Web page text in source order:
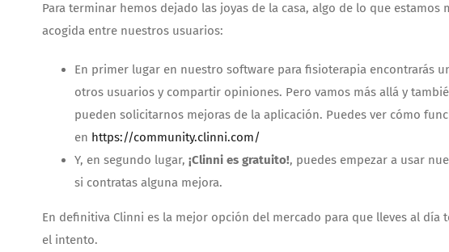
Para terminar hemos dejado las joyas de la casa, algo de lo que
acogida entre nuestros usuarios:
En primer lugar en nuestro software para fisioterapia encontrarás
otros usuarios y compartir opiniones. Pero vamos más allá y
pueden solicitarnos mejoras de la aplicación. Puedes ver cómo
en https://community.clinni.com/
Y, en segundo lugar, ¡Clinni es gratuito!, puedes empezar a usar
si contratas alguna mejora.
En definitiva Clinni es la mejor opción del mercado para que lleves al
el intento.